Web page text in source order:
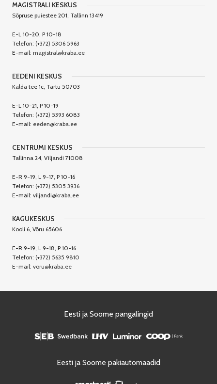
MAGISTRALI KESKUS
Sõpruse puiestee 201, Tallinn 13419
E-L 10-20, P 10-18
Telefon: (+372) 5306 5963
E-mail: magistral@kraba.ee
EEDENI KESKUS
Kalda tee 1c, Tartu 50703
E-L 10-21, P 10-19
Telefon: (+372) 5393 6083
E-mail: eeden@kraba.ee
CENTRUMI KESKUS
Tallinna 24, Viljandi 71008
E-R 9-19, L 9-17, P 10-16
Telefon: (+372) 5305 3936
E-mail: viljandi@kraba.ee
KAGUKESKUS
Kooli 6, Võru 65606
E-R 9-19, L 9-18, P 10-16
Telefon: (+372) 5635 9810
E-mail: voru@kraba.ee
Eesti ja Soome pangalingid
Eesti ja Soome pakiautomaadid